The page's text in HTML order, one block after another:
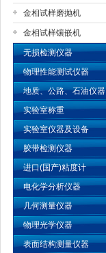
公司名称金相试样磨抛机
金相试样镶嵌机
无损检测仪器
物理性能测试仪器
地质、公路、石油仪器
实验室称重
实验室仪器及设备
胶带检测仪器
进口(国产)粘度计
电化学分析仪器
几何测量仪器
物理光学仪器
表面结构测量仪器